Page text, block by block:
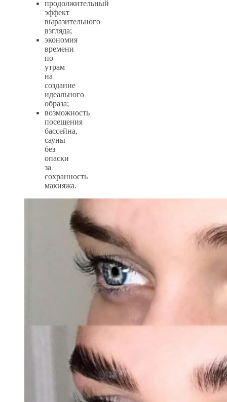
продолжительный
эффект
выразительного
взгляда;
экономия
времени
по
утрам
на
создание
идеального
образа;
возможность
посещения
бассейна,
сауны
без
опаски
за
сохранность
макияжа.